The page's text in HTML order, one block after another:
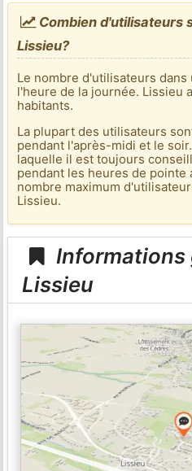
Combien d'utilisateurs
Lissieu?
Le nombre d'utilisateurs
l'heure de la journée. Lissieu
habitants.
La plupart des utilisateurs
pendant l'après-midi et le
laquelle il est toujours
pendant les heures de pointe
nombre maximum
Lissieu.
Informations
Lissieu